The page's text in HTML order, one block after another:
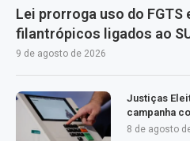
Lei prorroga uso do FGTS
filantrópicos ligados ao
9 de agosto de 2026
Justiças
campanha
8 de agosto